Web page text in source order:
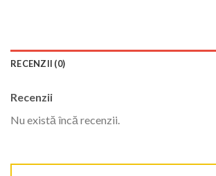
RECENZII (0)
Recenzii
Nu există încă recenzii.